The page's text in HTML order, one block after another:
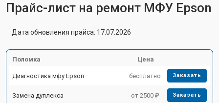
Прайс-лист на ремонт МФУ Epson
Дата обновления прайса: 17.07.2026
Поломка Цена
Диагностика мфу Epson бесплатно Заказать
Замена дуплекса от 2500 ₽ Заказать